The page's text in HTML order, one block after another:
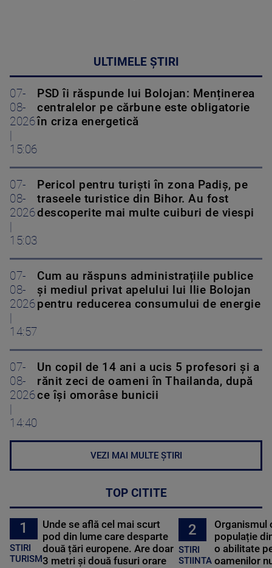
ULTIMELE ȘTIRI
07-
08-
2026
15:06
PSD îi răspunde lui Bolojan: Menținerea
centralelor pe cărbune este obligatorie
în criza energetică
07-
08-
2026
15:03
Pericol pentru turiști în zona Padiș, pe
traseele turistice din Bihor. Au fost
descoperite mai multe cuiburi de viespi
07-
08-
2026
14:57
Cum au răspuns administrațiile publice
și mediul privat apelului lui Ilie Bolojan
pentru reducerea consumului de energie
07-
08-
2026
14:40
Un copil de 14 ani a ucis 5 profesori și a
rănit zeci de oameni în Thailanda, după
ce își omorâse bunicii
VEZI MAI MULTE ȘTIRI
TOP CITITE
1
STIRI
TURISM
Unde se află cel mai scurt
pod din lume care desparte
două țări europene. Are doar
3 metri și două fusuri orare
2
STIRI
STIINTA
Organismul
populație
o abilitate
oamenilor